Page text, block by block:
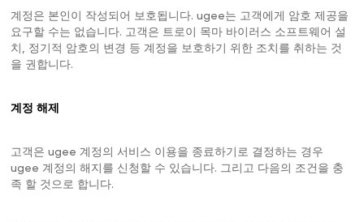
계정은 본인이 작성되어 보호됩니다. ugee는 고객에게 암호 제공을
요구할 수는 없습니다. 고객은 트로이 목마 바이러스 소프트웨어 설
치, 정기적 암호의 변경 등 계정을 보호하기 위한 조치를 취하는 것
을 권합니다.
계정 해제
고객은 ugee 계정의 서비스 이용을 종료하기로 결정하는 경우
ugee 계정의 해지를 신청할 수 있습니다. 그리고 다음의 조건을 충
족 할 것으로 합니다.